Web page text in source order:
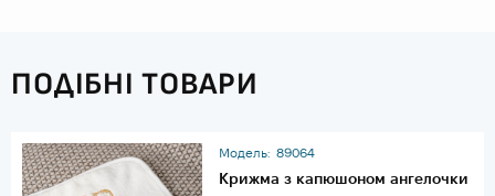
ПОДІБНІ ТОВАРИ
Модель: 89064
Крижма з капюшоном ангелочки